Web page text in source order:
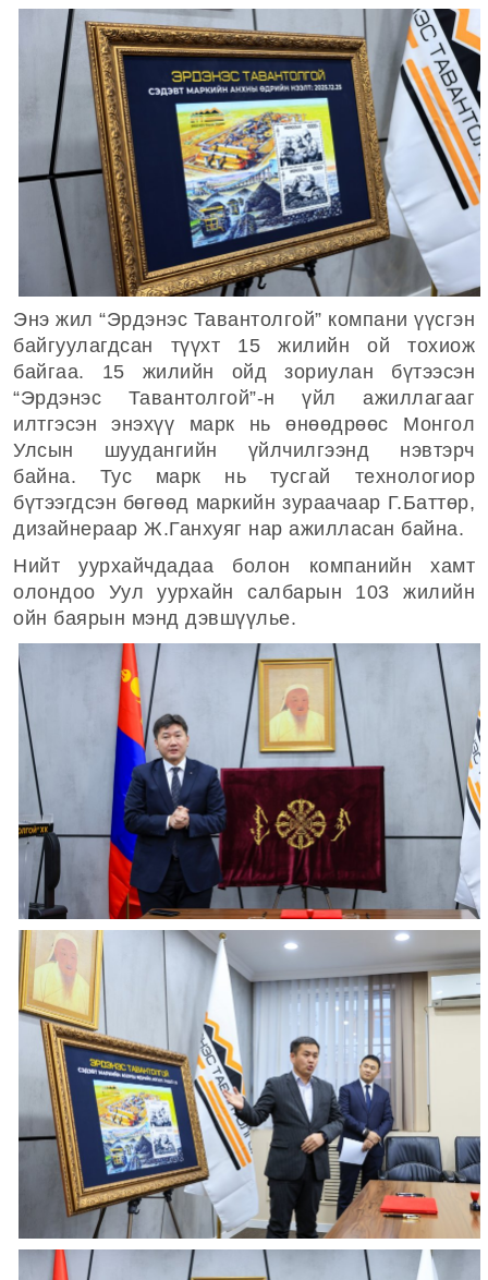
Энэ жил “Эрдэнэс Тавантолгой” компани үүсгэн
байгуулагдсан түүхт 15 жилийн ой тохиож
байгаа. 15 жилийн ойд зориулан бүтээсэн
“Эрдэнэс Тавантолгой”-н үйл ажиллагааг
илтгэсэн энэхүү марк нь өнөөдрөөс Монгол
Улсын шуудангийн үйлчилгээнд нэвтэрч
байна. Тус марк нь тусгай технологиор
бүтээгдсэн бөгөөд маркийн зураачаар Г.Баттөр,
дизайнераар Ж.Ганхуяг нар ажилласан байна.
Нийт уурхайчдадаа болон компанийн хамт
олондоо Уул уурхайн салбарын 103 жилийн
ойн баярын мэнд дэвшүүлье.